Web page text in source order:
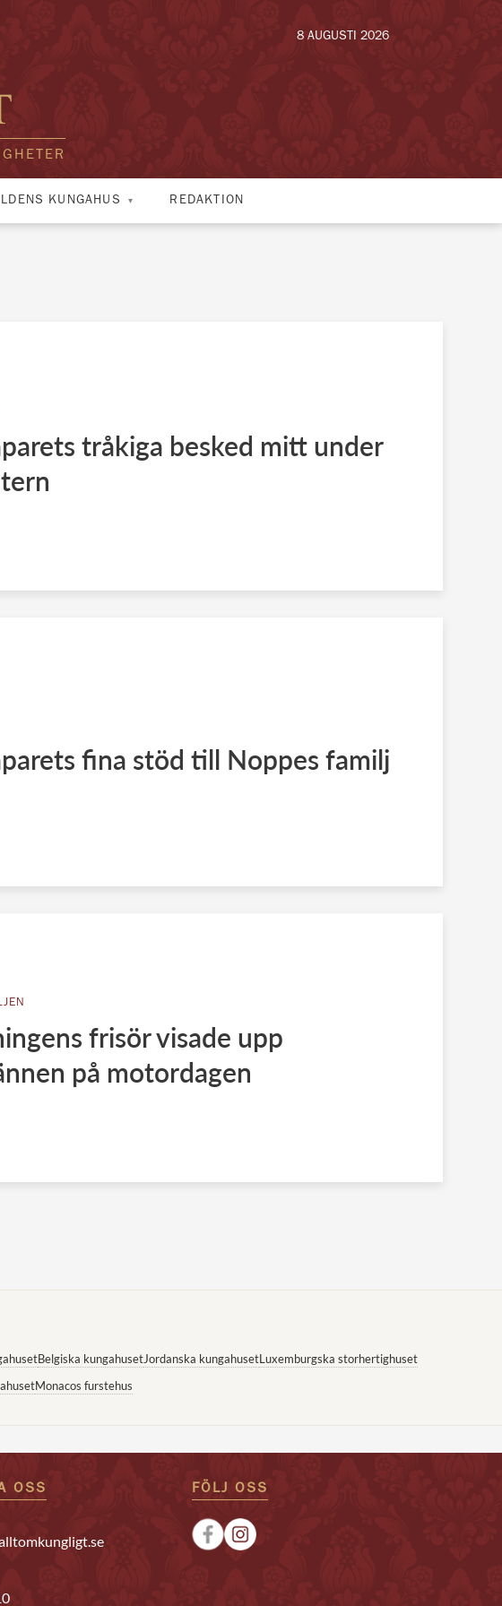
8 AUGUSTI 2026
KUNGAHUS REDAKTION
tråkiga besked mitt under
fina stöd till Noppes familj
frisör visade upp
på motordagen
Belgiska kungahusetJordanska kungahusetLuxemburgska storhertighuset
Monacos furstehus
OSS FÖLJ OSS